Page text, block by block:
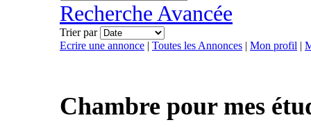
Recherche Avancée
Trier par
Ecrire une annonce | Toutes les Annonces | Mon profil |
Chambre pour mes